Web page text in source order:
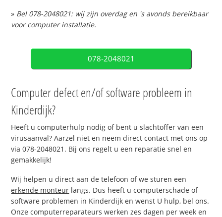
» Bel 078-2048021: wij zijn overdag en 's avonds bereikbaar
voor computer installatie.
078-2048021
Computer defect en/of software probleem in
Kinderdijk?
Heeft u computerhulp nodig of bent u slachtoffer van een
virusaanval? Aarzel niet en neem direct contact met ons op
via 078-2048021. Bij ons regelt u een reparatie snel en
gemakkelijk!
Wij helpen u direct aan de telefoon of we sturen een
erkende monteur langs. Dus heeft u computerschade of
software problemen in Kinderdijk en wenst U hulp, bel ons.
Onze computerreparateurs werken zes dagen per week en